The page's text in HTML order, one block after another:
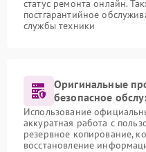
статус ремонта онлайн.
постгарантийное
службы техники
Оригинальные
безопасное
Использование
аккуратная работа с
резервное копирование,
восстановление